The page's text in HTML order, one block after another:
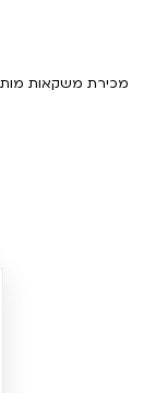
מכירת משקאות מותרת מעל גיל 18, ייתכנו שינויים מהמחירים וההטבות המוצגים באתר. המחיר הקובע הינו המחיר המוצג בחנויות | בהזמנה